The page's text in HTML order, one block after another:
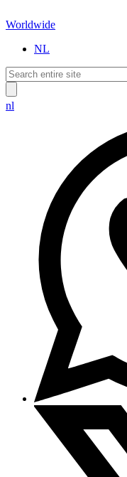
Worldwide
NL
nl